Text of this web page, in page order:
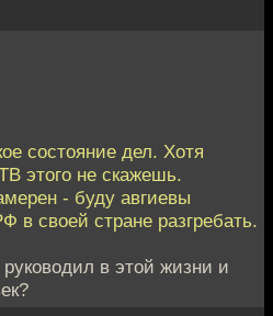
состояние дел. Хотя
этого не скажешь.
- буду авгиевы
в своей стране разгребать.
в этой жизни и